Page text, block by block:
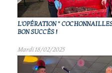
L'OPÉRATION "
BON SUCCÈS !
Mardi 18/02/2025